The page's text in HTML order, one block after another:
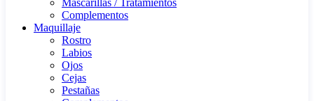
Mascarillas / Tratamientos
Complementos
Maquillaje
Rostro
Labios
Ojos
Cejas
Pestañas